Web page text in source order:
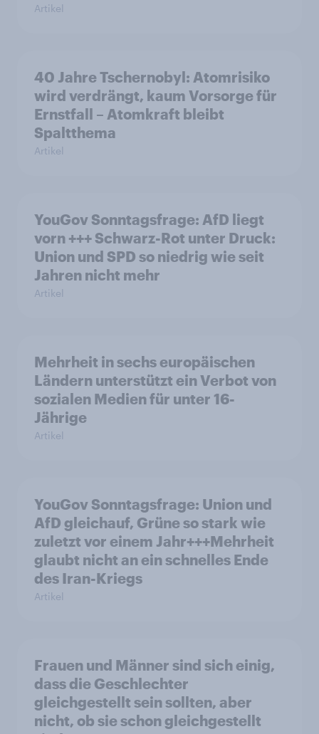
Artikel
40 Jahre Tschernobyl: Atomrisiko
wird verdrängt, kaum Vorsorge für
Ernstfall – Atomkraft bleibt
Spaltthema
Artikel
YouGov Sonntagsfrage: AfD liegt
vorn +++ Schwarz-Rot unter Druck:
Union und SPD so niedrig wie seit
Jahren nicht mehr
Artikel
Mehrheit in sechs europäischen
Ländern unterstützt ein Verbot von
sozialen Medien für unter 16-
Jährige
Artikel
YouGov Sonntagsfrage: Union und
AfD gleichauf, Grüne so stark wie
zuletzt vor einem Jahr+++Mehrheit
glaubt nicht an ein schnelles Ende
des Iran-Kriegs
Artikel
Frauen und Männer sind sich einig,
dass die Geschlechter
gleichgestellt sein sollten, aber
nicht, ob sie schon gleichgestellt